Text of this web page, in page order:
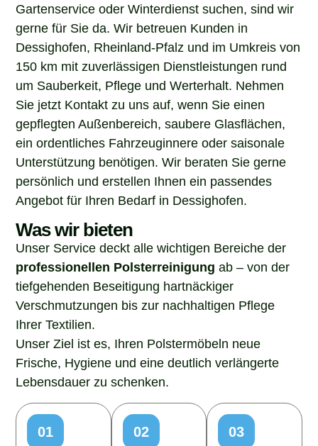
Gartenservice oder Winterdienst suchen, sind wir
gerne für Sie da. Wir betreuen Kunden in
Dessighofen, Rheinland-Pfalz und im Umkreis von
150 km mit zuverlässigen Dienstleistungen rund
um Sauberkeit, Pflege und Werterhalt. Nehmen
Sie jetzt Kontakt zu uns auf, wenn Sie einen
gepflegten Außenbereich, saubere Glasflächen,
ein ordentliches Fahrzeuginnere oder saisonale
Unterstützung benötigen. Wir beraten Sie gerne
persönlich und erstellen Ihnen ein passendes
Angebot für Ihren Bedarf in Dessighofen.
Was wir bieten
Unser Service deckt alle wichtigen Bereiche der
professionellen Polsterreinigung ab – von der
tiefgehenden Beseitigung hartnäckiger
Verschmutzungen bis zur nachhaltigen Pflege
Ihrer Textilien.
Unser Ziel ist es, Ihren Polstermöbeln neue
Frische, Hygiene und eine deutlich verlängerte
Lebensdauer zu schenken.
01
02
03